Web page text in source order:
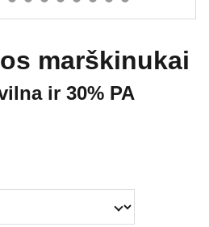
marškinukai
ir 30% PA